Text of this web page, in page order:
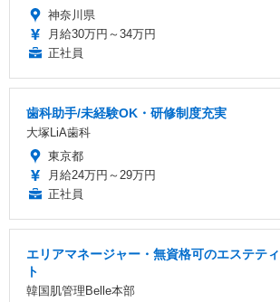
神奈川県
月給30万円～34万円
正社員
歯科助手/未経験OK・研修制度充実
大塚LiA歯科
東京都
月給24万円～29万円
正社員
エリアマネージャー・無資格可のエステテ
ト
韓国肌管理Belle本部